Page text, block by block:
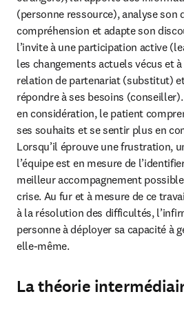
(personne ressource), analyse son
compréhension et adapte son
l’invite à une participation active
les changements actuels vécus et
relation de partenariat (substitut)
répondre à ses besoins
en considération, le patient
ses souhaits et se sentir plus en
Lorsqu’il éprouve une frustration,
l’équipe est en mesure de
meilleur accompagnement
crise. Au fur et à mesure de ce
à la résolution des difficultés,
personne à déployer sa capacité à
elle-même.
La théorie